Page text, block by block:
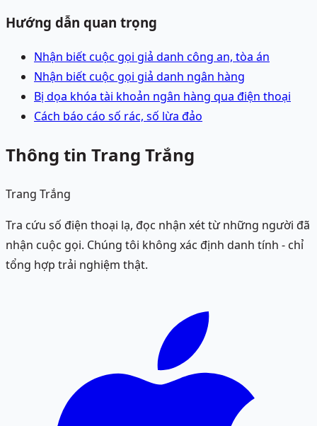
Hướng dẫn quan trọng
Nhận biết cuộc gọi giả danh công an, tòa án
Nhận biết cuộc gọi giả danh ngân hàng
Bị dọa khóa tài khoản ngân hàng qua điện thoại
Cách báo cáo số rác, số lừa đảo
Thông tin Trang Trắng
Trang Trắng
Tra cứu số điện thoại lạ, đọc nhận xét từ những người đã
nhận cuộc gọi. Chúng tôi không xác định danh tính - chỉ
tổng hợp trải nghiệm thật.